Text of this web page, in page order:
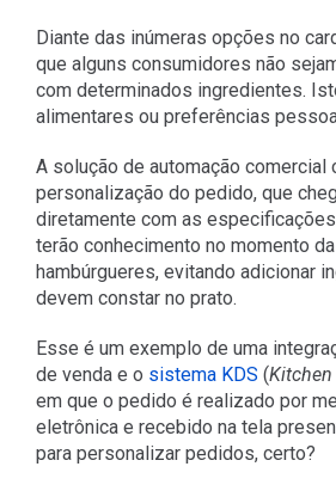
Diante das inúmeras opções no
que alguns consumidores não
com determinados ingredientes.
alimentares ou preferências
A solução de automação comercial
personalização do pedido, que
diretamente com as
terão conhecimento no momento
hambúrgueres, evitando adicionar
devem constar no prato.
Esse é um exemplo de uma
de venda e o sistema KDS (Kitchen
em que o pedido é realizado por
eletrônica e recebido na tela
para personalizar pedidos, certo?